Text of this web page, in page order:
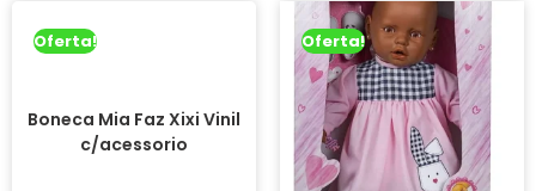
Oferta!
Boneca Mia Faz Xixi Vinil
c/acessorio
Oferta!